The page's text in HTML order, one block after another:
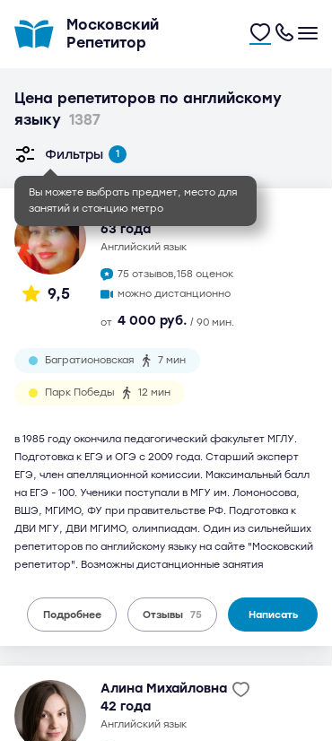
Московский
Репетитор
Цена репетиторов по английскому
языку 1387
Вы можете выбрать предмет, место для
занятий и станцию метро
Фильтры 1
9,5
Ольга Степановна
63 года
английский язык
75 отзывов,158 оценок
можно дистанционно
от 4 000 руб. / 90 мин.
Багратионовская 7 мин
Парк Победы 12 мин
в 1985 году окончила педагогический факультет МГЛУ.
Подготовка к ЕГЭ и ОГЭ с 2009 года. Старший эксперт
ЕГЭ, член апелляционной комиссии. Максимальный балл
на ЕГЭ - 100. Ученики поступали в МГУ им. Ломоносова,
ВШЭ, МГИМО, ФУ при правительстве РФ. Подготовка к
ДВИ МГУ, ДВИ МГИМО, олимпиадам. Один из сильнейших
репетиторов по английскому языку на сайте "Московский
репетитор". Возможны дистанционные занятия
Подробнее Отзывы 75 Написать
Алина Михайловна
42 года
английский язык